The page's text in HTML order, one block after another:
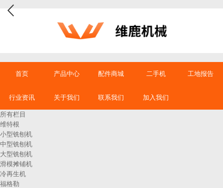
首页 产品中心 配件商城 二手机 工地报告
行业资讯 关于我们 联系我们 加入我们
所有栏目
维特根
小型铣刨机
中型铣刨机
大型铣刨机
滑模摊铺机
冷再生机
福格勒